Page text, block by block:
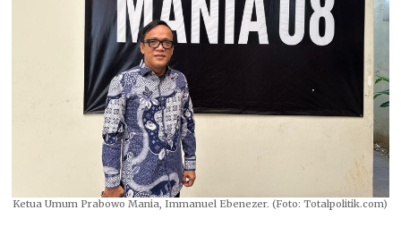
Ketua Umum Prabowo Mania, Immanuel Ebenezer. (Foto: Totalpolitik.com)